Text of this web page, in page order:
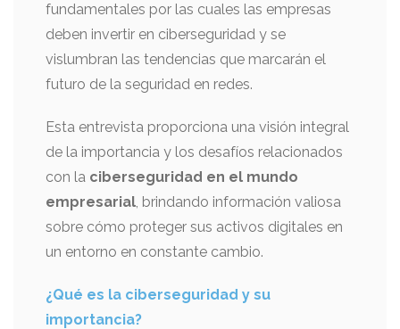
fundamentales por las cuales las empresas
deben invertir en ciberseguridad y se
vislumbran las tendencias que marcarán el
futuro de la seguridad en redes.
Esta entrevista proporciona una visión integral
de la importancia y los desafíos relacionados
con la ciberseguridad en el mundo
empresarial, brindando información valiosa
sobre cómo proteger sus activos digitales en
un entorno en constante cambio.
¿Qué es la ciberseguridad y su
importancia?